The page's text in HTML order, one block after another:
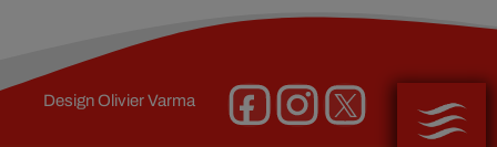
DesignOlivier Varma